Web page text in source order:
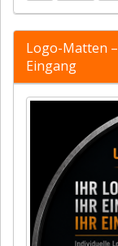
Logo-Matten
Eingang